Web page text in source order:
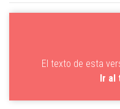
El texto de esta
Ir al